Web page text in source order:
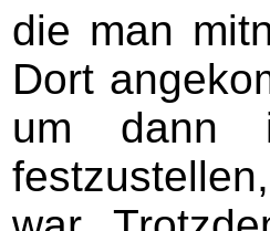
die man
Dort
um dann